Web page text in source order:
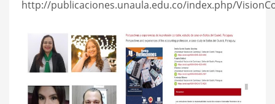
http://publicaciones.unaula.edu.co/index.php/